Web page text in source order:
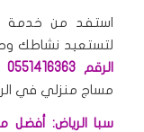
استفد من خدمة
لتستعيد نشاطك
الرقم 0551416363
مساج منزلي في